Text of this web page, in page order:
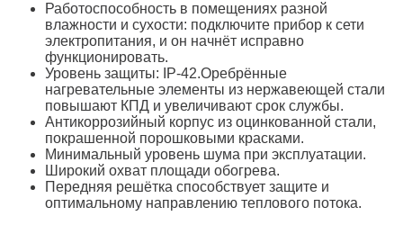
Работоспособность в помещениях разной
влажности и сухости: подключите прибор к сети
электропитания, и он начнёт исправно
функционировать.
Уровень защиты: IP-42.Оребрённые
нагревательные элементы из нержавеющей стали
повышают КПД и увеличивают срок службы.
Антикоррозийный корпус из оцинкованной стали,
покрашенной порошковыми красками.
Минимальный уровень шума при эксплуатации.
Широкий охват площади обогрева.
Передняя решётка способствует защите и
оптимальному направлению теплового потока.